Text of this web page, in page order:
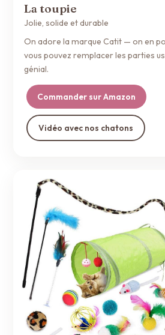
La toupie
Jolie, solide et durable
On adore la marque Catit — on en
vous pouvez remplacer les parties
génial.
Commander sur Amazon
Vidéo avec nos chatons